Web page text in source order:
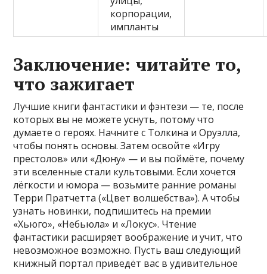
корпорации,
импланты
Заключение: читайте то,
что зажигает
Лучшие книги фантастики и фэнтези — те, после
которых вы не можете уснуть, потому что
думаете о героях. Начните с Толкина и Оруэлла,
чтобы понять основы. Затем освойте «Игру
престолов» или «Дюну» — и вы поймёте, почему
эти вселенные стали культовыми. Если хочется
лёгкости и юмора — возьмите ранние романы
Терри Пратчетта («Цвет волшебства»). А чтобы
узнать новинки, подпишитесь на премии
«Хьюго», «Небьюла» и «Локус». Чтение
фантастики расширяет воображение и учит, что
невозможное возможно. Пусть ваш следующий
книжный портал приведёт вас в удивительное